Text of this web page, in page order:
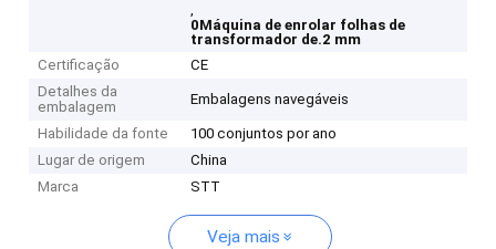
,
0Máquina de enrolar folhas de
transformador de.2 mm
Certificação
CE
Detalhes da
embalagem
Embalagens navegáveis
Habilidade da fonte
100 conjuntos por ano
Lugar de origem
China
Marca
STT
Veja mais